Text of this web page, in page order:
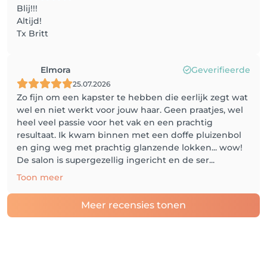
Blij!!!
Altijd!
Tx Britt
Elmora Geverifieerde
25.07.2026
Zo fijn om een kapster te hebben die eerlijk zegt wat
wel en niet werkt voor jouw haar. Geen praatjes, wel
heel veel passie voor het vak en een prachtig
resultaat. Ik kwam binnen met een doffe pluizenbol
en ging weg met prachtig glanzende lokken... wow!
De salon is supergezellig ingericht en de ser...
Toon meer
Meer recensies tonen